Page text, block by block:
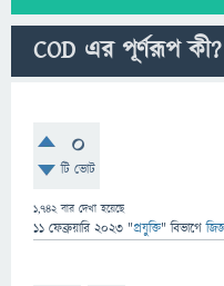
COD এর পূর্ণরূপ কী?
0
টি ভোট
1,742বার দেখা হয়েছে
11 ফেব্রুয়ারি 2023 "প্রযুক্তি" বিভাগে